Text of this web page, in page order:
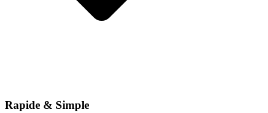
Rapide & Simple